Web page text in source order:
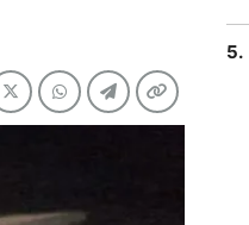
5.